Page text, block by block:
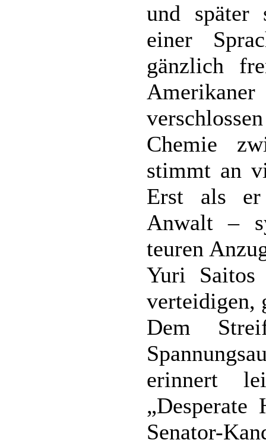
und später
einer
gänzlich
Chemie
stimmt an
Erst als er
Anwalt –
teuren
Yuri Saitos
verteidigen,
Dem
erinnert
„Desperate
Senator-